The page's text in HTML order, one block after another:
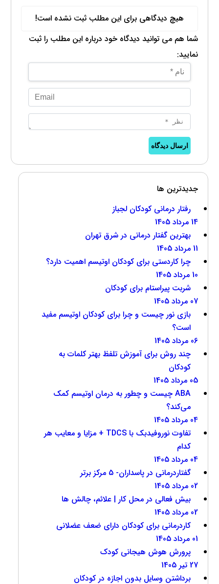
هیچ دیدگاهی برای این مطلب ثبت نشده است!
شما هم می توانید دیدگاه خود درباره این مطلب را ثبت
نمایید:
ارسال دیدگاه
جدیدترین ها
رفتار درمانی کودکان لجباز
14 مرداد 1405
بهترین گفتار درمانی در شرق تهران
11 مرداد 1405
چرا کاردستی برای کودکان اوتیسم اهمیت دارد؟
10 مرداد 1405
شربت پیراستام برای کودکان
07 مرداد 1405
بازی نور چیست و چرا برای کودکان اوتیسم مفید
است؟
06 مرداد 1405
چند روش برای آموزش تلفظ بهتر کلمات به
کودکان
05 مرداد 1405
ABA چیست و چطور به درمان اوتیسم کمک
می‌کند؟
04 مرداد 1405
تفاوت نوروفیدبک با TDCS + مزایا و معایب هر
کدام
04 مرداد 1405
گفتاردرمانی در پاسداران- 5 مرکز برتر
02 مرداد 1405
بیش فعالی در محل کار | علائم، چالش ها
02 مرداد 1405
کاردرمانی برای کودکان دارای ضعف عضلانی
01 مرداد 1405
پرورش هوش هیجانی کودک
27 تیر 1405
برداشتن وسایل بدون اجازه در کودکان